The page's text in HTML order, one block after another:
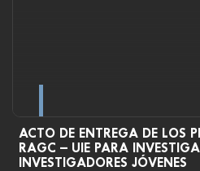
ACTO DE ENTREGA DE LOS
RAGC – UIE PARA
INVESTIGADORES JÓVENES